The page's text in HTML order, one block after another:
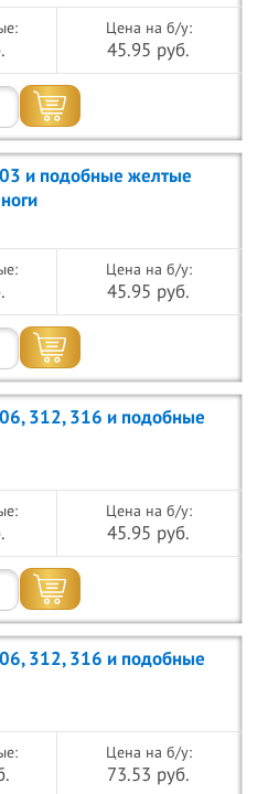
Цена на б/у:
45.95 руб.
и подобные желтые
Цена на б/у:
45.95 руб.
312, 316 и подобные
Цена на б/у:
45.95 руб.
312, 316 и подобные
Цена на б/у:
73.53 руб.